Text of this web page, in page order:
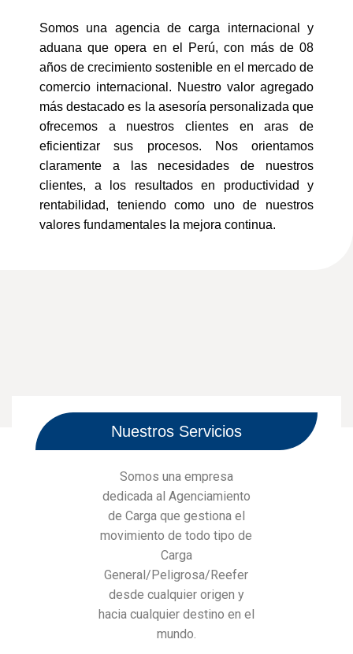
Somos una agencia de carga internacional y
aduana que opera en el Perú, con más de 08
años de crecimiento sostenible en el mercado de
comercio internacional. Nuestro valor agregado
más destacado es la asesoría personalizada que
ofrecemos a nuestros clientes en aras de
eficientizar sus procesos. Nos orientamos
claramente a las necesidades de nuestros
clientes, a los resultados en productividad y
rentabilidad, teniendo como uno de nuestros
valores fundamentales la mejora continua.
Nuestros Servicios
Somos una empresa
dedicada al Agenciamiento
de Carga que gestiona el
movimiento de todo tipo de
Carga
General/Peligrosa/Reefer
desde cualquier origen y
hacia cualquier destino en el
mundo.